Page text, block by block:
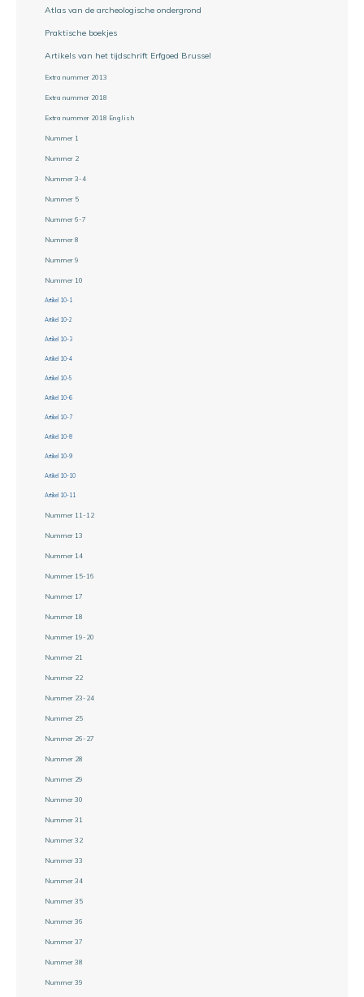
Atlas van de archeologische ondergrond
Praktische boekjes
Artikels van het tijdschrift Erfgoed Brussel
Extra nummer 2013
Extra nummer 2018
Extra nummer 2018 English
Nummer 1
Nummer 2
Nummer 3-4
Nummer 5
Nummer 6-7
Nummer 8
Nummer 9
Nummer 10
Artikel 10-1
Artikel 10-2
Artikel 10-3
Artikel 10-4
Artikel 10-5
Artikel 10-6
Artikel 10-7
Artikel 10-8
Artikel 10-9
Artikel 10-10
Artikel 10-11
Nummer 11-12
Nummer 13
Nummer 14
Nummer 15-16
Nummer 17
Nummer 18
Nummer 19-20
Nummer 21
Nummer 22
Nummer 23-24
Nummer 25
Nummer 26-27
Nummer 28
Nummer 29
Nummer 30
Nummer 31
Nummer 32
Nummer 33
Nummer 34
Nummer 35
Nummer 36
Nummer 37
Nummer 38
Nummer 39